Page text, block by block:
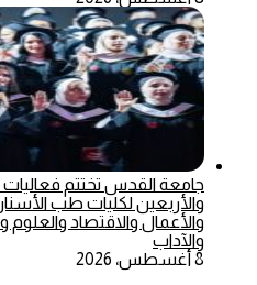
جامعة القدس تختتم
والأربعين لكليات طب
والأعمال والاقتصاد والعلوم
والآداب
8 أغسطس، 2026